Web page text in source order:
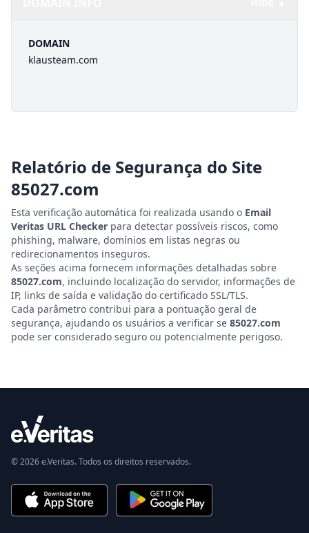
DOMAIN
klausteam.com
Relatório de Segurança do Site
85027.com
Esta verificação automática foi realizada usando o Email
Veritas URL Checker para detectar possíveis riscos, como
phishing, malware, domínios em listas negras ou
redirecionamentos inseguros.
As seções acima fornecem informações detalhadas sobre
85027.com, incluindo localização do servidor, informações de
IP, links de saída e validação do certificado SSL/TLS.
Cada parâmetro contribui para a pontuação geral de
segurança, ajudando os usuários a verificar se 85027.com
pode ser considerado seguro ou potencialmente perigoso.
© 2026 e.Veritas. Todos os direitos reservados.